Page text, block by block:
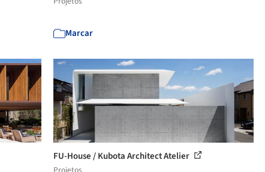
Marcar
FU-House / Kubota Architect Atelier